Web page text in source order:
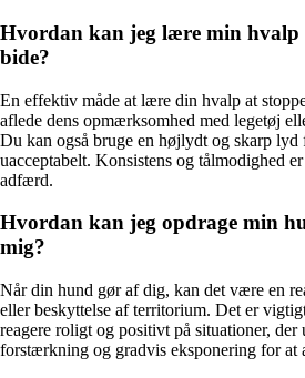
Hvordan kan jeg lære min hvalp
bide?
En effektiv måde at lære din hvalp at
aflede dens opmærksomhed med legetøj
Du kan også bruge en højlydt og skarp lyd
uacceptabelt. Konsistens og tålmodighed
adfærd.
Hvordan kan jeg opdrage min
mig?
Når din hund gør af dig, kan det være en
eller beskyttelse af territorium. Det er
reagere roligt og positivt på situationer,
forstærkning og gradvis eksponering for at